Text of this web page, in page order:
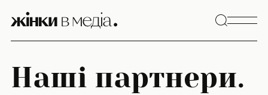
content
Наші партнери.